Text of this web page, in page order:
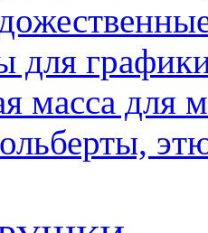
для
масса для